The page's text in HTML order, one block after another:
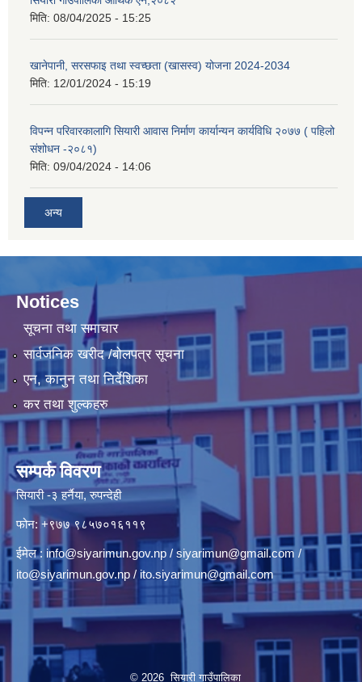
मिति: 08/04/2025 - 15:25
खानेपानी, सरसफाइ तथा स्वच्छता (खासस्व) योजना 2024-2034
मिति: 12/01/2024 - 15:19
विपन्न परिवारकालागि सियारी आवास निर्माण कार्यान्यन कार्यविधि २०७७ ( पहिलो
संशोधन -२०८१)
मिति: 09/04/2024 - 14:06
अन्य
Notices
सूचना तथा समाचार
सार्वजनिक खरीद /बोलपत्र सूचना
एन, कानुन तथा निर्देशिका
कर तथा शुल्कहरु
सम्पर्क विवरण
सियारी -३ हर्नैया, रुपन्देही
फोन: +९७७ ९८५७०१६११९
ईमेल : info@siyarimun.gov.np / siyarimun@gmail.com /
ito@siyarimun.gov.np / ito.siyarimun@gmail.com
© 2026 सियारी गाउँपालिका